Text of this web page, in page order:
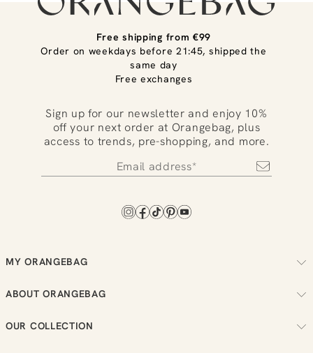
Free shipping from €99
Order on weekdays before 21:45, shipped the
same day
Free exchanges
Sign up for our newsletter and enjoy 10%
off your next order at Orangebag, plus
access to trends, pre-shopping, and more.
MY ORANGEBAG
Arrange your returns
ABOUT ORANGEBAG
Sustainability
OUR COLLECTION